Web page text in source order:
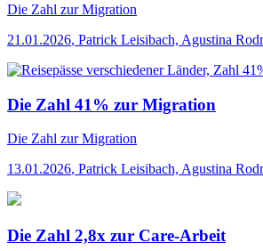
Die Zahl zur Migration
21.01.2026, Patrick Leisibach, Agustina
Die Zahl 41% zur Migration
Die Zahl zur Migration
13.01.2026, Patrick Leisibach, Agustina
Die Zahl 2,8x zur Care-Arbeit